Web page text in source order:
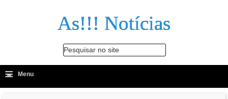
As!!! Notícias
Pesquisar no site
-
≡ Menu